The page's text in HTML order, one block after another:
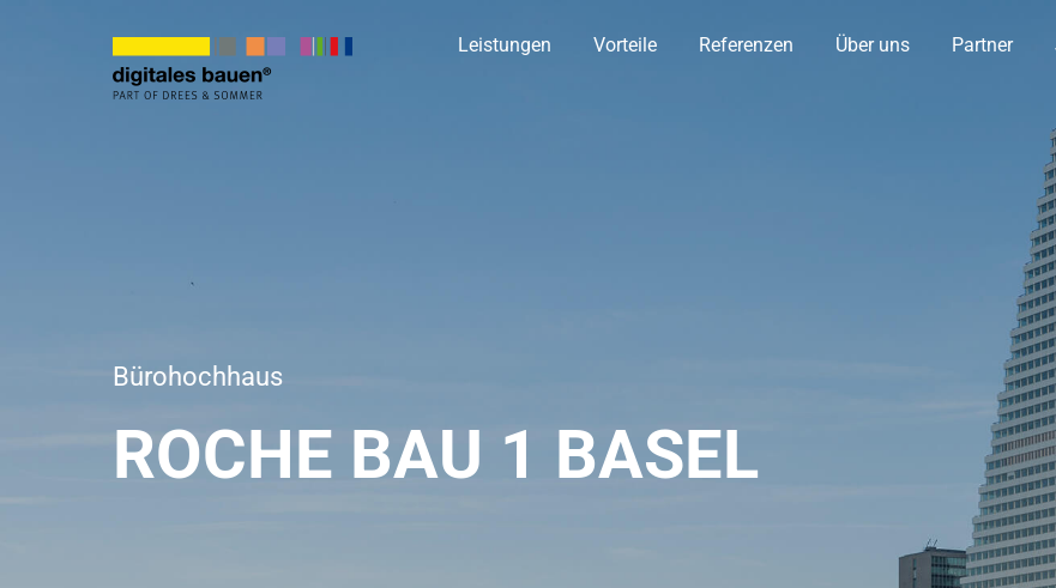
Leistungen Vorteile Referenzen Über uns Partner
Bürohochhaus
ROCHE BAU 1 BASEL